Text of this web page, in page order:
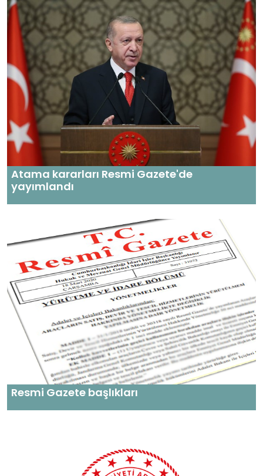
Atama kararları Resmi Gazete'de
yayımlandı
Resmi Gazete başlıkları